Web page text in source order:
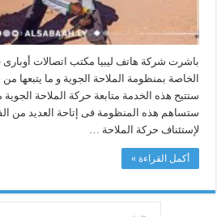
باشرت شركة هاتف ليبيا مكتب اتصالات
الخاصة بمنظومة الملاحة الجوية و ما يتبعها
ستتيح هذه الخدمة متابعة حركة الملاحة
ستساهم هذه المنظومة فی إتاحة العديد من
لإستئناف حركة الملاحة …
أكمل القراءة »